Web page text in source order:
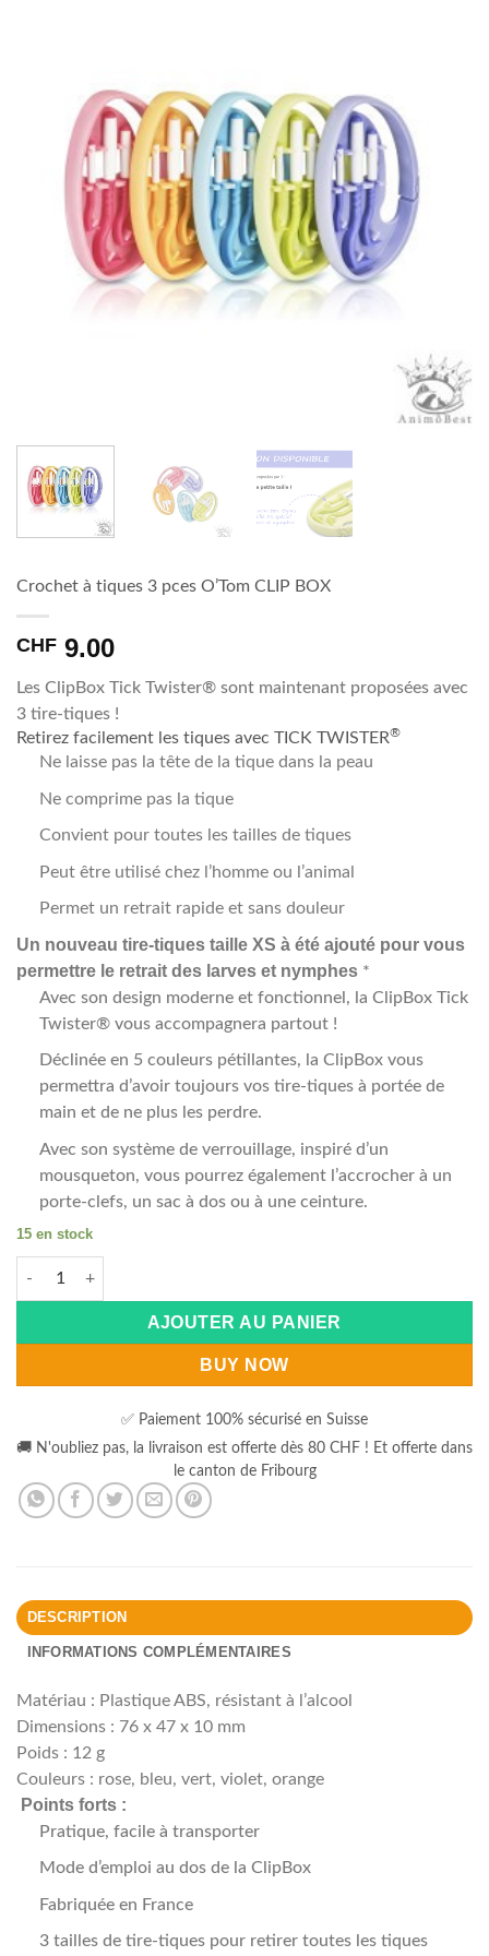
Crochet à tiques 3 pces O’Tom CLIP BOX
CHF 9.00
Les ClipBox Tick Twister® sont maintenant proposées avec
3 tire-tiques !
Retirez facilement les tiques avec TICK TWISTER®
Ne laisse pas la tête de la tique dans la peau
Ne comprime pas la tique
Convient pour toutes les tailles de tiques
Peut être utilisé chez l’homme ou l’animal
Permet un retrait rapide et sans douleur
Un nouveau tire-tiques taille XS à été ajouté pour vous
permettre le retrait des larves et nymphes *
Avec son design moderne et fonctionnel, la ClipBox Tick
Twister® vous accompagnera partout !
Déclinée en 5 couleurs pétillantes, la ClipBox vous
permettra d’avoir toujours vos tire-tiques à portée de
main et de ne plus les perdre.
Avec son système de verrouillage, inspiré d’un
mousqueton, vous pourrez également l’accrocher à un
porte-clefs, un sac à dos ou à une ceinture.
15 en stock
AJOUTER AU PANIER
BUY NOW
Alternative:
✅ Paiement 100% sécurisé en Suisse
🚚 N'oubliez pas, la livraison est offerte dès 80 CHF ! Et offerte dans
le canton de Fribourg
DESCRIPTION
INFORMATIONS COMPLÉMENTAIRES
Matériau : Plastique ABS, résistant à l’alcool
Dimensions : 76 x 47 x 10 mm
Poids : 12 g
Couleurs : rose, bleu, vert, violet, orange
Points forts :
Pratique, facile à transporter
Mode d’emploi au dos de la ClipBox
Fabriquée en France
3 tailles de tire-tiques pour retirer toutes les tiques